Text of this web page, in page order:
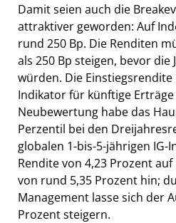
Damit seien auch die
attraktiver geworden: Auf
rund 250 Bp. Die Renditen
als 250 Bp steigen, bevor
würden. Die
Indikator für künftige
Neubewertung habe das
Perzentil bei den
globalen 1-bis-5-jährigen IG-
Rendite von 4,23 Prozent
von rund 5,35 Prozent hin;
Management lasse sich der
Prozent steigern.